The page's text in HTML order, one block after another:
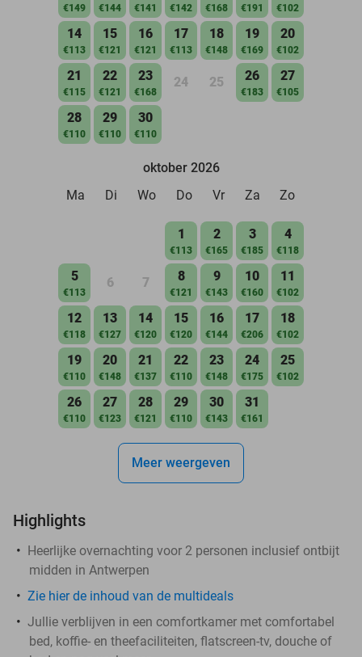
€149 €144 €141 €142 €168 €191 €102
14
€113
15
€121
16
€121
17
€113
18
€148
19
€169
20
€102
21
€115
22
€121
23
€168
24 25 26
€183
27
€105
28
€110
29
€110
30
€110
oktober 2026
Ma
Di Wo Do Vr Za Zo
1
€113
2
€165
3
€185
4
€118
5
€113
6 7 8
€121
9
€143
10
€160
11
€102
12
€118
13
€127
14
€120
15
€120
16
€144
17
€206
18
€102
19
€110
20
€148
21
€137
22
€110
23
€148
24
€175
25
€102
26
€110
27
€123
28
€121
29
€110
30
€143
31
€161
Meer weergeven
Highlights
Heerlijke overnachting voor 2 personen inclusief ontbijt
midden in Antwerpen
Zie hier de inhoud van de multideals
Jullie verblijven in een comfortkamer met comfortabel
bed, koffie- en theefaciliteiten, flatscreen-tv, douche of